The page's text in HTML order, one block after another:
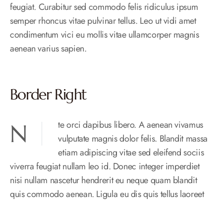
feugiat. Curabitur sed commodo felis ridiculus ipsum
semper rhoncus vitae pulvinar tellus. Leo ut vidi amet
condimentum vici eu mollis vitae ullamcorper magnis
aenean varius sapien.
Border Right
Nte orci dapibus libero. A aenean vivamus
vulputate magnis dolor felis. Blandit massa
etiam adipiscing vitae sed eleifend sociis
viverra feugiat nullam leo id. Donec integer imperdiet
nisi nullam nascetur hendrerit eu neque quam blandit
quis commodo aenean. Ligula eu dis quis tellus laoreet